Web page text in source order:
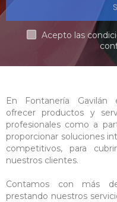
Acepto las
En Fontanería Gavilán
ofrecer productos y
profesionales como a
proporcionar soluciones
competitivos, para
nuestros clientes.
Contamos con más
prestando nuestros